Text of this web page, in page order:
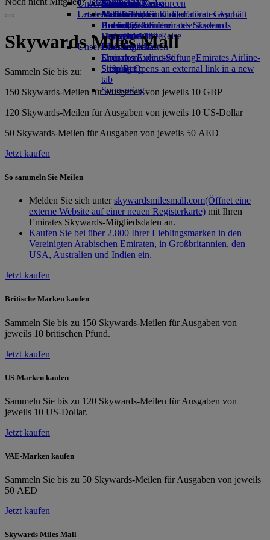
Getränke
Unsere Flotte
Boeing 777
Emirates A380
Emirates A350
Emirates Executive
Sitzpläne
Kinderspielzeug
Aktivitäten für Kinder
Unser Planet
Nachhaltigkeit im operativen Geschäft
Umweltrichtlinien
Umweltberichte
Unsere Gemeinschaften
Emirates Airline-StiftungEmirates Airline-
Stiftung Opens an external link in a new
tab
Sponsoring
Genf nach Dubai
Letzte Reiseziele
Helsinki
Hangzhou
Da Nang
Shenzhen
Siem Reap
Skywards Rail
Meilenrechner
Anmelden bei Emirates Skywards
Skywards+
Anfragen
Tools und Ressourcen
Mobiltelefon und die Emirates App
Buchung stornieren oder ändern
Unterbrochene Reise
Über Emirates
Skywards Miles Mall
Sammeln Sie bis zu:
150 Skywards-Meilen für Ausgaben von jeweils 10 GBP
120 Skywards-Meilen für Ausgaben von jeweils 10 US-Dollar
50 Skywards-Meilen für Ausgaben von jeweils 50 AED
Jetzt kaufen
So sammeln Sie Meilen
Melden Sie sich unterskywardsmilesmall.com(Öffnet eine
externe Website auf einer neuen Registerkarte) mit Ihren
Emirates Skywards-Mitgliedsdaten an.
Kaufen Sie bei über 2.800 Ihrer Lieblingsmarken in den
Vereinigten Arabischen Emiraten, in Großbritannien, den
USA, Australien und Indien ein.
Jetzt kaufen
Britische Marken kaufen
Sammeln Sie bis zu 150 Skywards-Meilen für Ausgaben von
jeweils 10 britischen Pfund.
Jetzt kaufen
US-Marken kaufen
Sammeln Sie bis zu 120 Skywards-Meilen für Ausgaben von
jeweils 10 US-Dollar.
Jetzt kaufen
VAE-Marken kaufen
Sammeln Sie bis zu 50 Skywards-Meilen für Ausgaben von jeweils
50 AED
Jetzt kaufen
Skywards Miles Mall